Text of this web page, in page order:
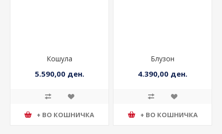
Кошула
5.590,00 ден.
+ ВО КОШНИЧКА
Блузон
4.390,00 ден.
+ ВО КОШНИЧКА